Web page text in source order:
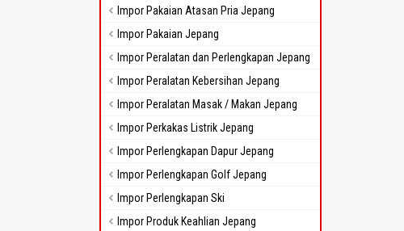
Impor Pakaian Atasan Pria Jepang
Impor Pakaian Jepang
Impor Peralatan dan Perlengkapan Jepang
Impor Peralatan Kebersihan Jepang
Impor Peralatan Masak / Makan Jepang
Impor Perkakas Listrik Jepang
Impor Perlengkapan Dapur Jepang
Impor Perlengkapan Golf Jepang
Impor Perlengkapan Ski
Impor Produk Keahlian Jepang